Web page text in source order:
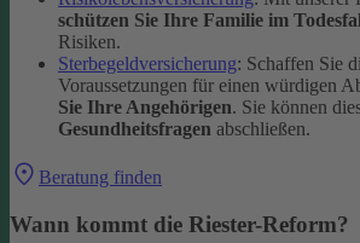
schützen Sie Ihre Familie im
Risiken.
Sterbegeldversicherung: Schaffen Sie
Voraussetzungen für einen würdigen
Sie Ihre Angehörigen. Sie können
Gesundheitsfragen abschließen.
Beratung finden
Wann kommt die Riester-Reform?